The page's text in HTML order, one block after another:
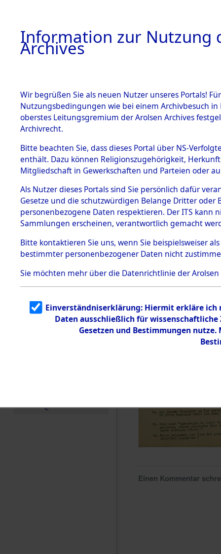
BESTÄNDE
1.
mente
5. Verschiedenes
5.3
Todesmärsche
5.3.1 Alliierte
Erhebungen
zu
Todesmärsch
en
5.3.2
g
5.3.3
Todesmärsch
e
Einen Kommentar
Information zur Nutzung
Archives
Wir begrüßen Sie als neuen Nutzer unseres Portals!
Nutzungsbedingungen wie bei einem Archivbesuch
oberstes Leitungsgremium der Arolsen Archives
Archivrecht.
Bitte beachten Sie, dass dieses Portal über NS-
enthält. Dazu können Religionszugehörigkeit,
Mitgliedschaft in Gewerkschaften und Parteien oder
Als Nutzer dieses Portals sind Sie persönlich dafür
Gesetze und die schutzwürdigen Belange Dritter
personenbezogene Daten respektieren. Der ITS
Sammlungen erscheinen, verantwortlich gemacht
Bitte kontaktieren Sie uns, wenn Sie beispielsweiser
bestimmter personenbezogener Daten nicht
Sie möchten mehr über die Datenrichtlinie der Arolsen
Einverständniserklärung: Hiermit erkläre ich
Daten ausschließlich für
Gesetzen und Bestimmungen